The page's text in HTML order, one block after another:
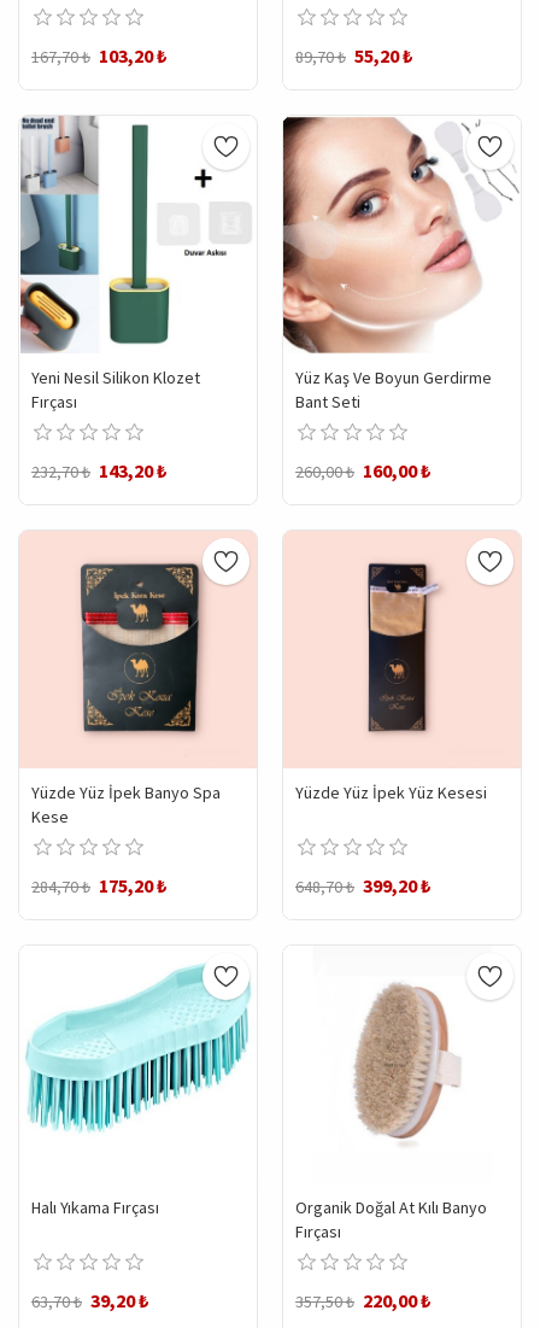
167,70 ₺ 103,20 ₺ 89,70 ₺ 55,20 ₺
Yeni Nesil Silikon Klozet
Fırçası
232,70 ₺ 143,20 ₺
Yüz Kaş Ve Boyun Gerdirme
Bant Seti
260,00 ₺ 160,00 ₺
Yüzde Yüz İpek Banyo Spa
Kese
284,70 ₺ 175,20 ₺
Yüzde Yüz İpek Yüz Kesesi
648,70 ₺ 399,20 ₺
Halı Yıkama Fırçası
63,70 ₺ 39,20 ₺
Organik Doğal At Kılı Banyo
Fırçası
357,50 ₺ 220,00 ₺